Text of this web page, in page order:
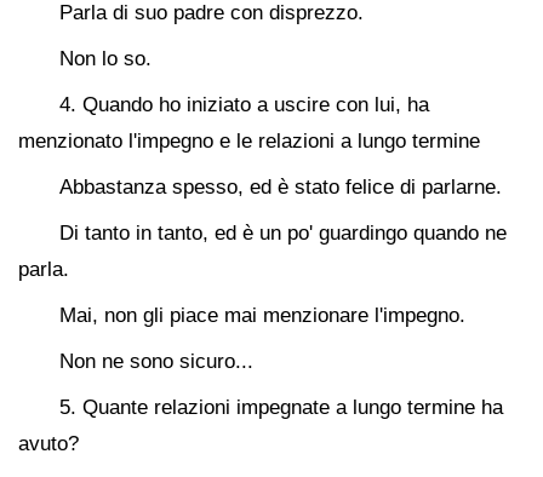
Parla di suo padre con disprezzo.
Non lo so.
4. Quando ho iniziato a uscire con lui, ha
menzionato l'impegno e le relazioni a lungo termine
Abbastanza spesso, ed è stato felice di parlarne.
Di tanto in tanto, ed è un po' guardingo quando ne
parla.
Mai, non gli piace mai menzionare l'impegno.
Non ne sono sicuro...
5. Quante relazioni impegnate a lungo termine ha
avuto?